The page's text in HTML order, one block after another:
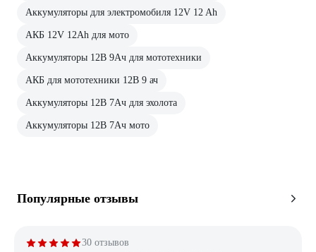
Аккумуляторы для электромобиля 12V 12 Ah
АКБ 12V 12Ah для мото
Аккумуляторы 12В 9Ач для мототехники
АКБ для мототехники 12В 9 ач
Аккумуляторы 12В 7Ач для эхолота
Аккумуляторы 12В 7Ач мото
Популярные отзывы
30 отзывов